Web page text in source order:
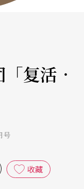
复活．
号
收藏